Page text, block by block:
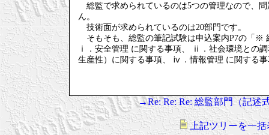
総監で求められているのは5つの管理なので、
ん。
技術面が求められているのは20部門です。
そもそも、総監の筆記試験は申込案内P7の「※
ⅰ．安全管理 に関する事項、 ⅱ．社会環境との
生産性）に関する事項、 ⅳ．情報管理 に関する
→Re: Re: Re: 総監部門（記述
上記ツリーを一括